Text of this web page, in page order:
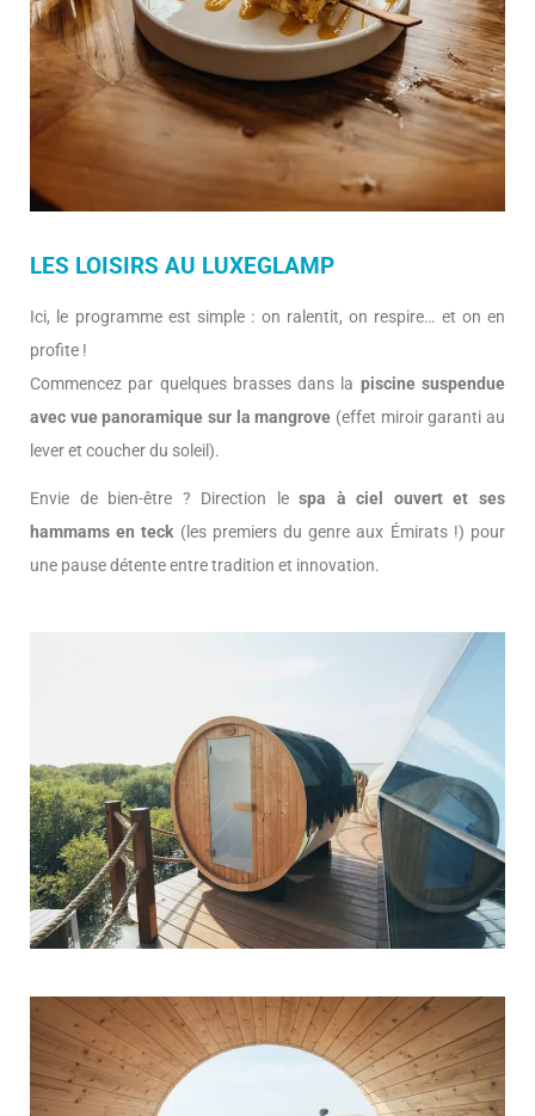
LES LOISIRS AU LUXEGLAMP
Ici, le programme est simple : on ralentit, on respire… et on en
profite !
Commencez par quelques brasses dans la piscine suspendue
avec vue panoramique sur la mangrove (effet miroir garanti au
lever et coucher du soleil).
Envie de bien-être ? Direction lespa à ciel ouvert et ses
hammams en teck (les premiers du genre aux Émirats !) pour
une pause détente entre tradition et innovation.